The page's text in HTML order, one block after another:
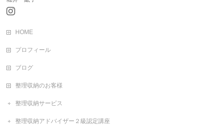
HOME
プロフィール
ブログ
整理収納のお客様
整理収納サービス
整理収納アドバイザー２級認定講座